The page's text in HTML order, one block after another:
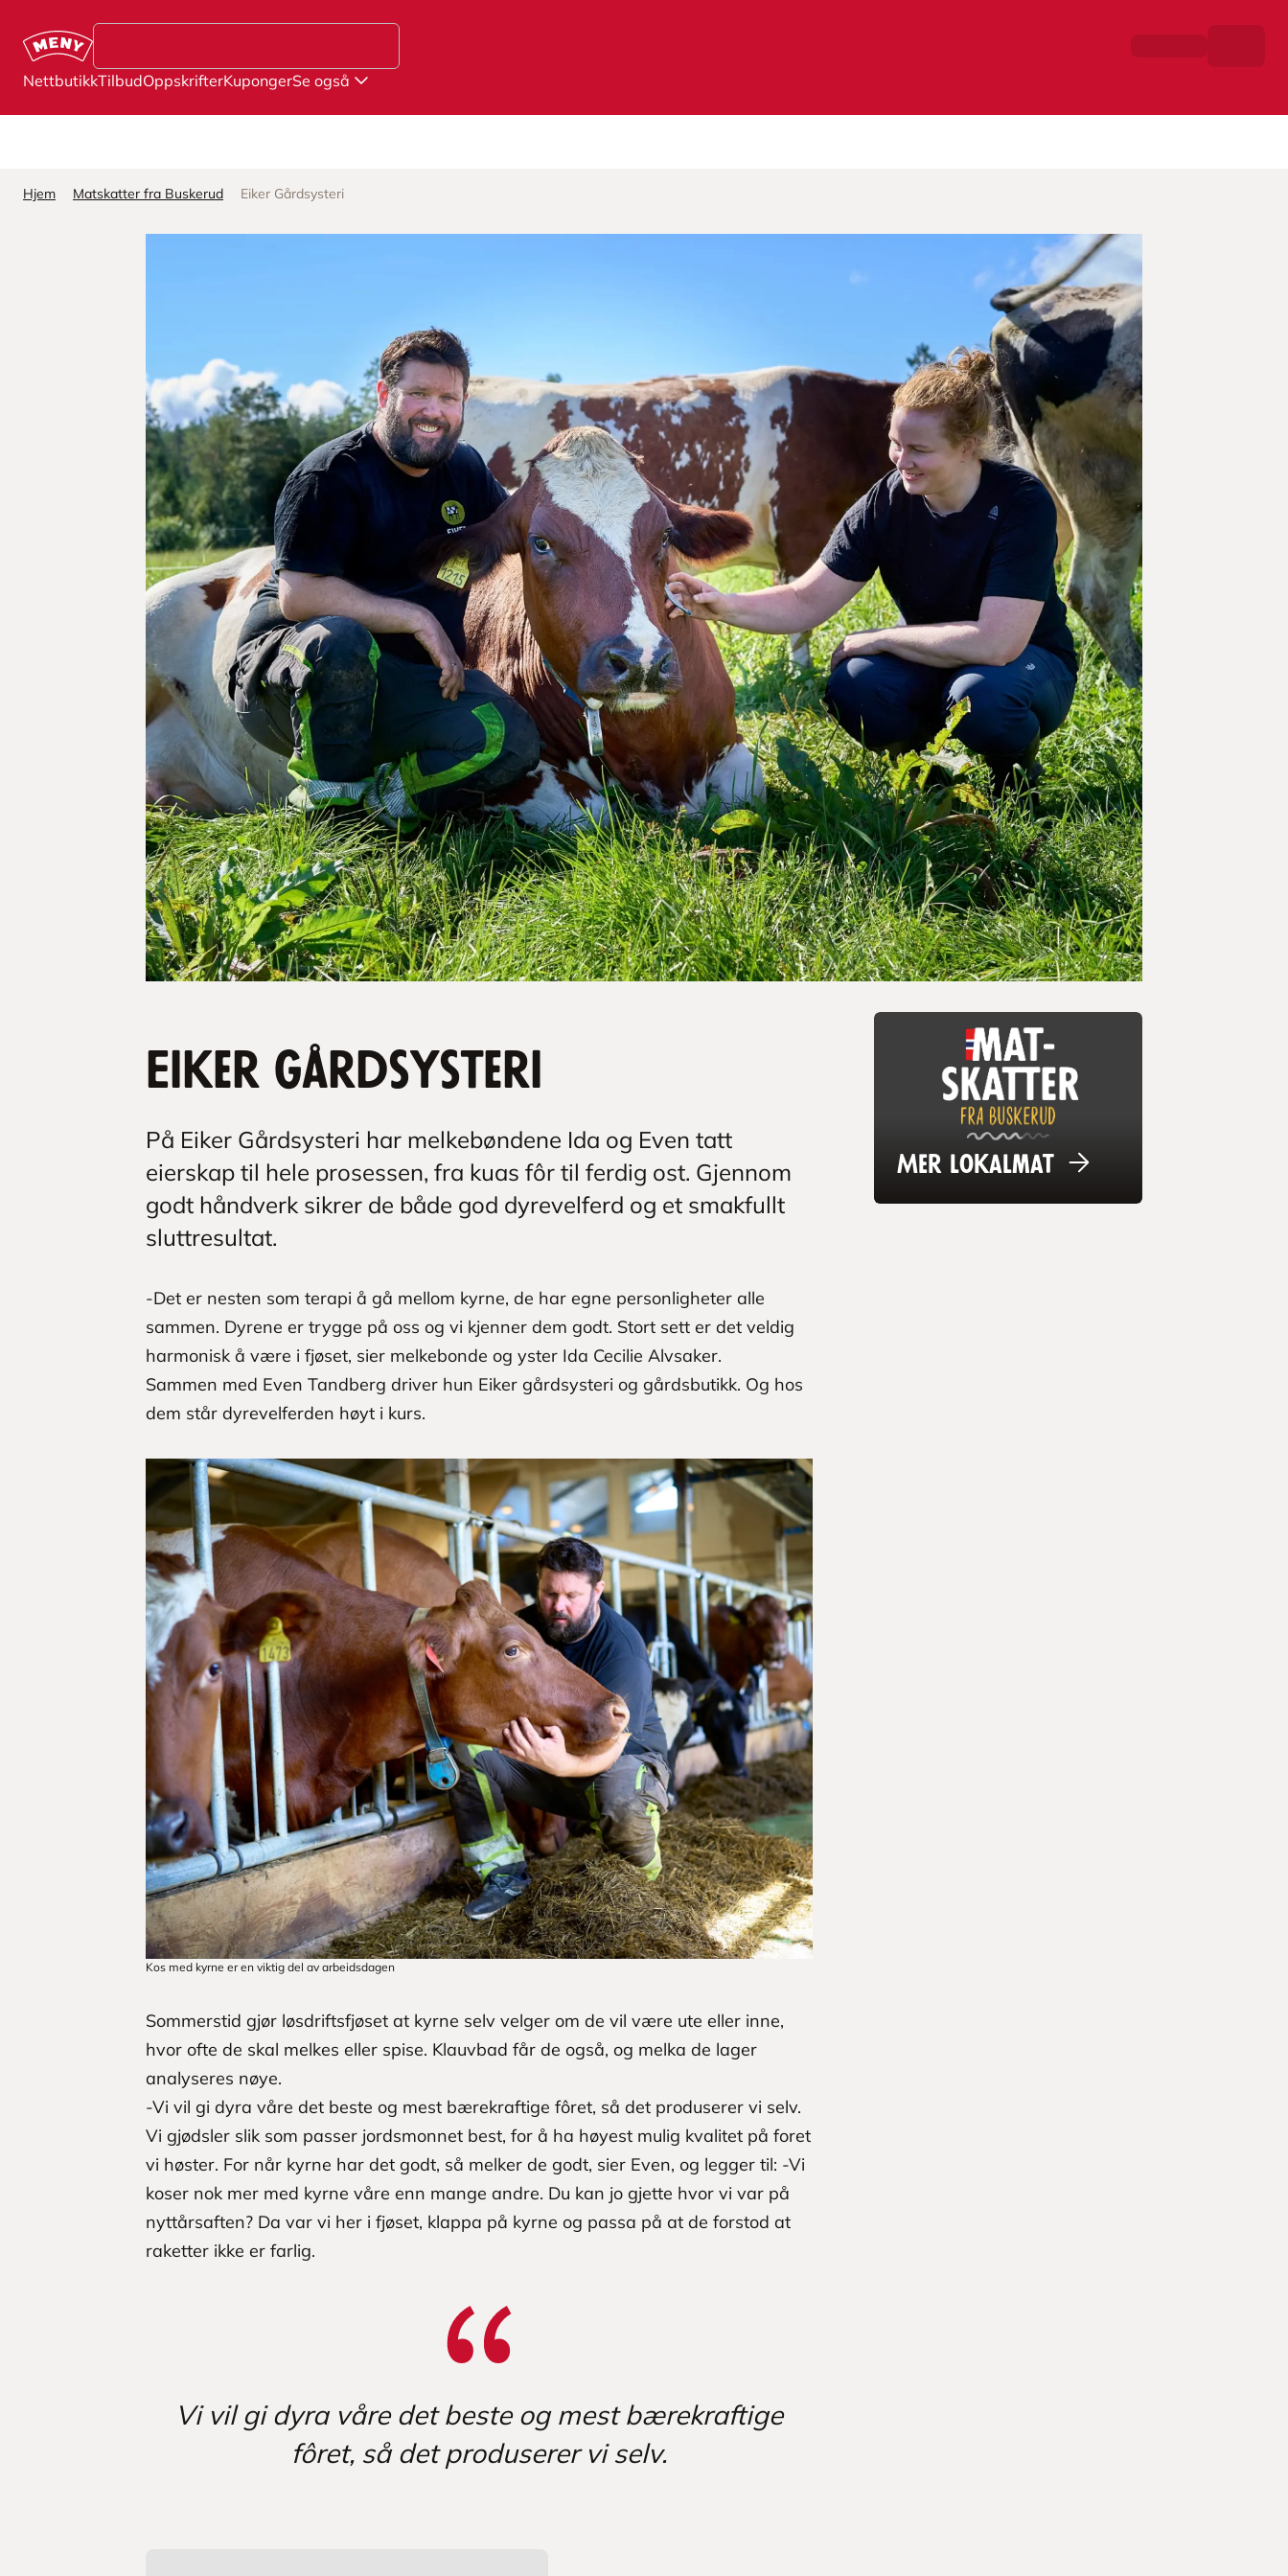
NettbutikkTilbudOppskrifterKupongerSe også
Hjem Matskatter fra Buskerud Eiker Gårdsysteri
Eiker Gårdsysteri
På Eiker Gårdsysteri har melkebøndene Ida og Even tatt
eierskap til hele prosessen, fra kuas fôr til ferdig ost. Gjennom
godt håndverk sikrer de både god dyrevelferd og et smakfullt
sluttresultat.
-Det er nesten som terapi å gå mellom kyrne, de har egne personligheter alle
sammen. Dyrene er trygge på oss og vi kjenner dem godt. Stort sett er det veldig
harmonisk å være i fjøset, sier melkebonde og yster Ida Cecilie Alvsaker.
Sammen med Even Tandberg driver hun Eiker gårdsysteri og gårdsbutikk. Og hos
dem står dyrevelferden høyt i kurs.
Kos med kyrne er en viktig del av arbeidsdagen
Sommerstid gjør løsdriftsfjøset at kyrne selv velger om de vil være ute eller inne,
hvor ofte de skal melkes eller spise. Klauvbad får de også, og melka de lager
analyseres nøye.
-Vi vil gi dyra våre det beste og mest bærekraftige fôret, så det produserer vi selv.
Vi gjødsler slik som passer jordsmonnet best, for å ha høyest mulig kvalitet på foret
vi høster. For når kyrne har det godt, så melker de godt, sier Even, og legger til: -Vi
koser nok mer med kyrne våre enn mange andre. Du kan jo gjette hvor vi var på
nyttårsaften? Da var vi her i fjøset, klappa på kyrne og passa på at de forstod at
raketter ikke er farlig.
Vi vil gi dyra våre det beste og mest bærekraftige
fôret, så det produserer vi selv.
Mer lokalmat